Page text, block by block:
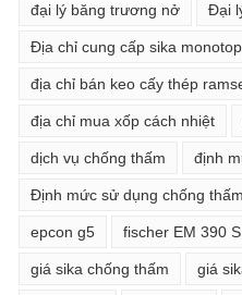
đại lý băng trương nở Đại
Địa chỉ cung cấp sika monotop
địa chỉ bán keo cấy thép
địa chỉ mua xốp cách nhiệt
dịch vụ chống thấm định
Định mức sử dụng chống
epcon g5 fischer EM 390 S
giá sika chống thấm giá